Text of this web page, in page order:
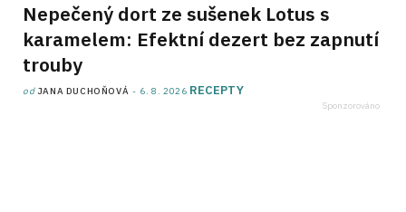
Nepečený dort ze sušenek Lotus s
karamelem: Efektní dezert bez zapnutí
trouby
od JANA DUCHOŇOVÁ 6. 8. 2026 RECEPTY